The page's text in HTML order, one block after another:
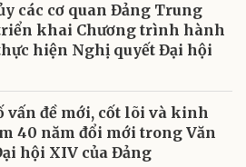
các cơ quan Đảng Trung
khai Chương trình hành
hiện Nghị quyết Đại hội
vấn đề mới, cốt lõi và kinh
40 năm đổi mới trong Văn
hội XIV của Đảng